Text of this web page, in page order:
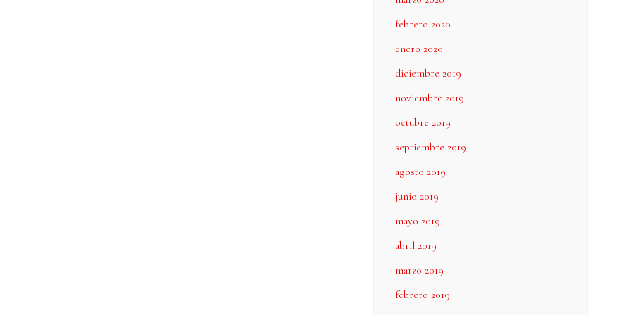
febrero 2020
enero 2020
diciembre 2019
noviembre 2019
octubre 2019
septiembre 2019
agosto 2019
junio 2019
mayo 2019
abril 2019
marzo 2019
febrero 2019